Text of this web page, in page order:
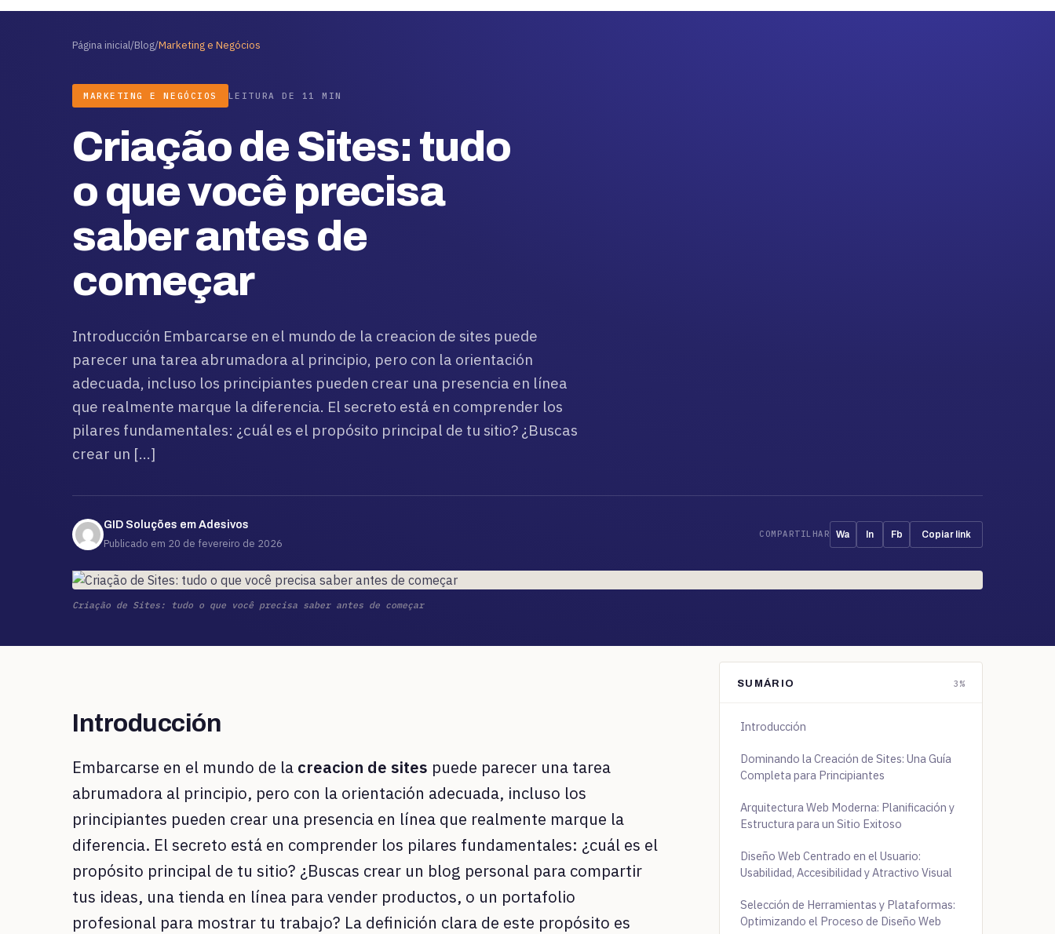
Página inicial/Blog/Marketing e Negócios
MARKETING E NEGÓCIOS LEITURA DE 11 MIN
Criação de Sites: tudo
o que você precisa
saber antes de
começar
Introducción Embarcarse en el mundo de la creacion de sites puede
parecer una tarea abrumadora al principio, pero con la orientación
adecuada, incluso los principiantes pueden crear una presencia en línea
que realmente marque la diferencia. El secreto está en comprender los
pilares fundamentales: ¿cuál es el propósito principal de tu sitio? ¿Buscas
crear un […]
GID Soluções em Adesivos
Publicado em 20 de fevereiro de 2026
COMPARTILHAR Wa In Fb Copiar link
Criação de Sites: tudo o que você precisa saber antes de começar
Introducción
Embarcarse en el mundo de la creacion de sites puede parecer una tarea
abrumadora al principio, pero con la orientación adecuada, incluso los
principiantes pueden crear una presencia en línea que realmente marque la
diferencia. El secreto está en comprender los pilares fundamentales: ¿cuál es el
propósito principal de tu sitio? ¿Buscas crear un blog personal para compartir
tus ideas, una tienda en línea para vender productos, o un portafolio
profesional para mostrar tu trabajo? La definición clara de este propósito es
SUMÁRIO 3%
Introducción
Dominando la Creación de Sites: Una Guía
Completa para Principiantes
Arquitectura Web Moderna: Planificación y
Estructura para un Sitio Exitoso
Diseño Web Centrado en el Usuario:
Usabilidad, Accesibilidad y Atractivo Visual
Selección de Herramientas y Plataformas:
Optimizando el Proceso de Diseño Web